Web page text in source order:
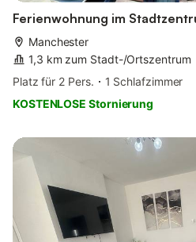
Ferienwohnung im
Manchester
1,3 km zum Stadt-/Ortszentrum
Platz für 2 Pers.
1 Schlafzimmer
KOSTENLOSE Stornierung